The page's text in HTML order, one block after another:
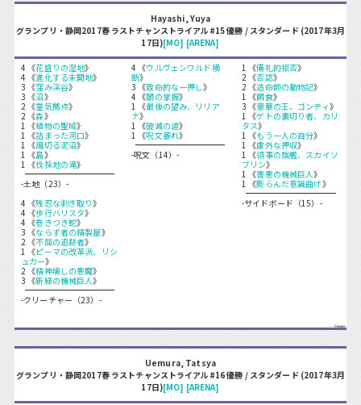
Hayashi, Yuya
グランプリ・静岡2017春 ラストチャンストライアル#15 優勝 / スタンダード (2017年3月
17日)[MO] [ARENA]
4 《花盛りの湿地》
4 《進化する未開地》
3 《窪み渓谷》
3 《沼》
2 《霊気拠点》
2 《森》
1 《植物の聖域》
1 《詰まった河口》
1 《風切る泥沼》
1 《島》
1 《伐採地の滝》
-土地（23）-
4 《残忍な剥ぎ取り》
4 《歩行バリスタ》
4 《巻きつき蛇》
3 《ならず者の精製屋》
2 《不屈の追跡者》
1 《ピーマの改革派、リシ
ュカー》
2 《精神壊しの悪魔》
3 《新緑の機械巨人》
-クリーチャー（23）-
4 《ウルヴェンワルド横
断》
3 《致命的な一押し》
4 《闇の掌握》
1 《最後の望み、リリア
ナ》
1 《破滅の道》
1 《呪文萎れ》
-呪文（14）-
1 《儀礼的拒否》
2 《否認》
2 《造命師の動物記》
1 《餌食》
3 《豪華の王、ゴンティ》
1 《ゲトの裏切り者、カリ
タス》
1 《もう一人の自分》
1 《慮外な押収》
1 《領事の旗艦、スカイソ
ブリン》
1 《害悪の機械巨人》
1 《膨らんだ意識曲げ》
-サイドボード（15）-
Uemura, Tatsya
グランプリ・静岡2017春 ラストチャンストライアル#16 優勝 / スタンダード (2017年3月
17日)[MO] [ARENA]